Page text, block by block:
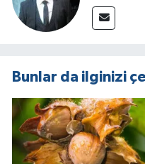
Bunlar da ilginizi